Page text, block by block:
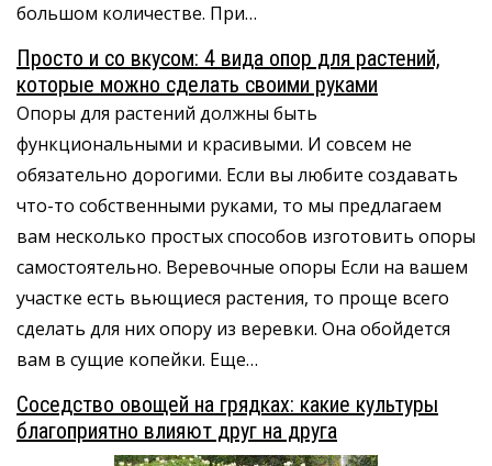
большом количестве. При…
Просто и со вкусом: 4 вида опор для растений,
которые можно сделать своими руками
Опоры для растений должны быть
функциональными и красивыми. И совсем не
обязательно дорогими. Если вы любите создавать
что-то собственными руками, то мы предлагаем
вам несколько простых способов изготовить опоры
самостоятельно. Веревочные опоры Если на вашем
участке есть вьющиеся растения, то проще всего
сделать для них опору из веревки. Она обойдется
вам в сущие копейки. Еще…
Соседство овощей на грядках: какие культуры
благоприятно влияют друг на друга